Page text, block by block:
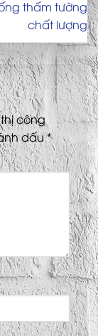
thấm tường
chất lượng
công
dấu*